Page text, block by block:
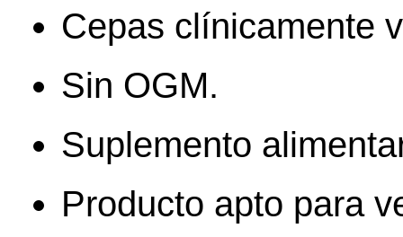
Cepas clínicamente
Sin OGM.
Suplemento
Producto apto para